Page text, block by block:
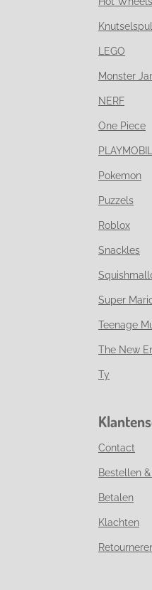
LEGO
Monster
NERF
One Piece
PLAYMOBIL
Pokemon
Puzzels
Roblox
Snackles
Super
Teenage
The New
Ty
Contact
Bestellen
Betalen
Klachten